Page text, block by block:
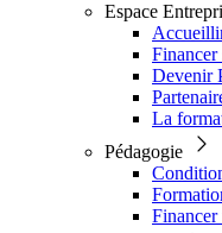
Espace
Financer
Devenir
La
Pédagogie
Financer